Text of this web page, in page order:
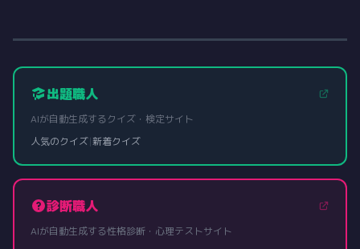
出題職人
AIが自動生成するクイズ・検定サイト
人気のクイズ|新着クイズ
診断職人
AIが自動生成する性格診断・心理テストサイト